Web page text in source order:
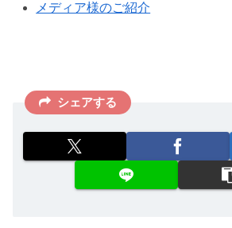
メディア様のご紹介
シェアする